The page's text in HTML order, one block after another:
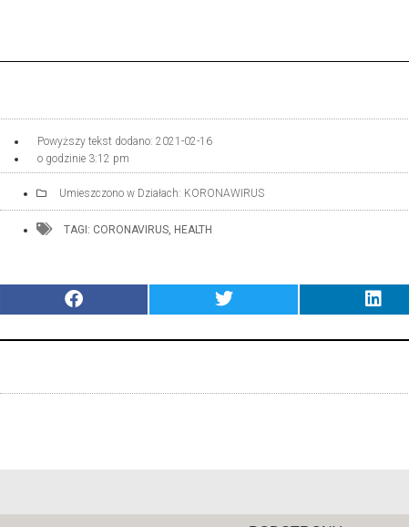
Powyższy tekst dodano: 2021-02-16
o godzinie 3:12 pm
Umieszczono w Działach: KORONAWIRUS
TAGI: CORONAVIRUS, HEALTH